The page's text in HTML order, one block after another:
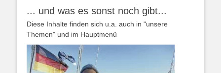
... und was es sonst noch gibt...
Diese Inhalte finden sich u.a. auch in "unsere
Themen" und im Hauptmenü